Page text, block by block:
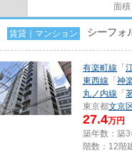
面
賃貸｜マンション シーフォ
有楽町線 「
東西線 「 神
丸ノ内線 「
東京都文京
27.4万円
築年数：築3
階数：12階